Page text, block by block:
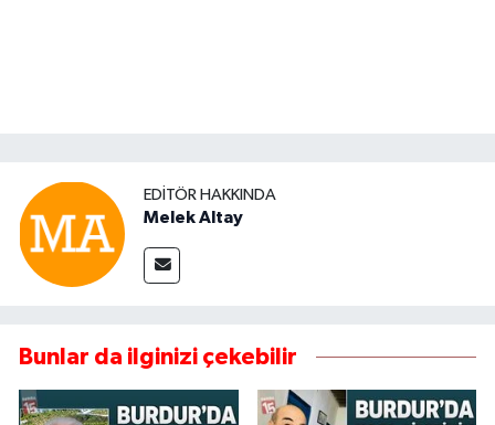
EDITÖR HAKKINDA
Melek Altay
Bunlar da ilginizi çekebilir